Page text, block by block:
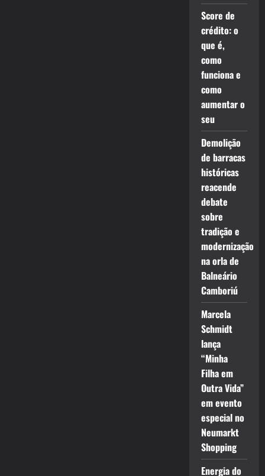
Score de
crédito: o
que é,
como
funciona e
como
aumentar o
seu
Demolição
de barracas
históricas
reacende
debate
sobre
tradição e
modernização
na orla de
Balneário
Camboriú
Marcela
Schmidt
lança
“Minha
Filha em
Outra Vida”
em evento
especial no
Neumarkt
Shopping
Energia do